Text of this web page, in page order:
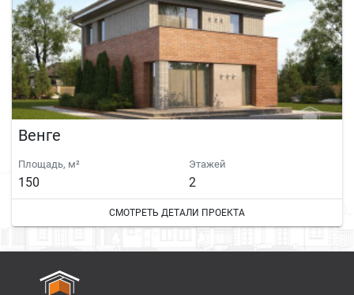
Венге
Площадь, м²
150
Этажей
2
СМОТРЕТЬ ДЕТАЛИ ПРОЕКТА